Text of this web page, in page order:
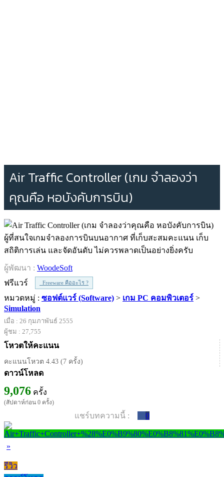
Air Traffic Controller (เกม จำลองว่า
คุณคือ หอบังคับการบิน)
ผู้ที่สนใจเกมจำลองการบินบนอากาศ ที่เก็บสะสมคะแนน เก็บ
สถิติการเล่น และจัดอันดับ ไม่ควรพลาดเป็นอย่างยิ่งครับ
ผู้พัฒนา : WoodeSoft
ฟรีแวร์
Freeware คืออะไร ?
หมวดหมู่ : ซอฟต์แวร์ (Software) > เกม PC คอมพิวเตอร์ >
Simulation
เมื่อ : 26 กุมภาพันธ์ 2555
ผู้ชม : 27,755
โหวตให้คะแนน
คะแนนโหวต 4.43 (7 ครั้ง)
ดาวน์โหลด
9,076 ครั้ง
(สัปดาห์ก่อน 0 ครั้ง)
แชร์บทความนี้ : 0
»
รีวิว